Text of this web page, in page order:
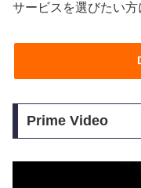
サービスを選びたい方
Prime Video